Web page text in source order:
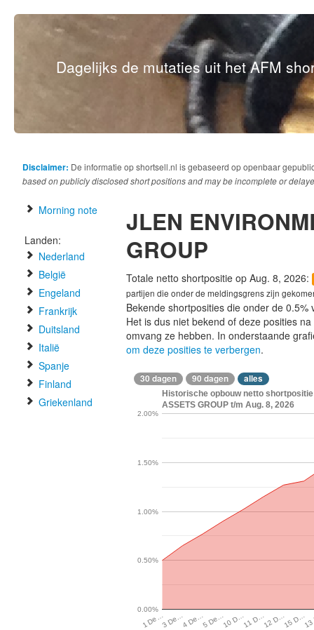
Dagelijks de mutaties uit het AFM
Disclaimer: De informatie op shortsell.nl is gebaseerd op openbaar
based on publicly disclosed short positions and may be incomplete or
Morning note
Landen:
Nederland
België
Engeland
Frankrijk
Duitsland
Italië
Spanje
Finland
Griekenland
JLEN
GROUP
Totale netto shortpositie op Aug. 8, 2026:
partijen die onder de meldingsgrens zijn
Bekende shortposities die onder de
Het is dus niet bekend of deze posities
omvang ze hebben. In onderstaande
om deze posities te verbergen.
30 dagen 90 dagen alles
Historische opbouw netto shortpositie
ASSETS GROUP t/m Aug. 8, 2026
1 De…3 De…4 De…5 De…10 D…11 D…12 D…15 D…
0.00%
0.50%
1.00%
1.50%
2.00%